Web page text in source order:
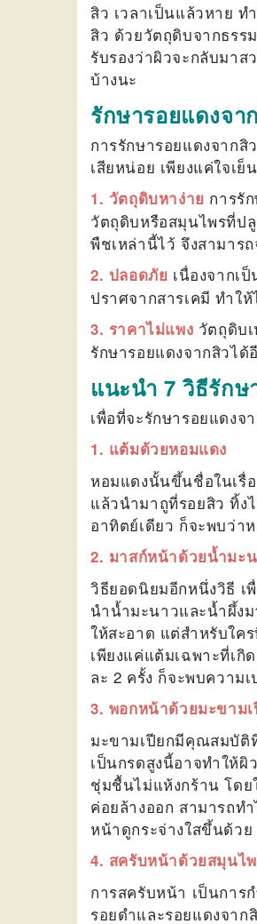
สิว เวลาเป็นแล้วหาย ท
สิว ด้วยวัตถุดิบจากธรร
รับรองว่าผิวจะกลับมา
บ้างนะ
รักษารอยแดงจา
การรักษารอยแดงจากสิว
เสียหน่อย เพียงแค่ใจเ
1. วัตถุดิบหาง่าย การรั
วัตถุดิบหรือสมุนไพรที่ป
พืชเหล่านี้ไว้ จึงสามาร
2. ปลอดภัย เนื่องจากเ
ปราศจากสารเคมี ทำใ
3. ราคาไม่แพง วัตถุดิบ
รักษารอยแดงจากสิวได้
แนะนำ 7 วิธีรักษ
เพื่อที่จะรักษารอยแดงจ
1. แต้มด้วยหอมแดง
หอมแดงนั้นขึ้นชื่อในเรื่
แล้วนำมาถูที่รอยสิว ทิ้ง
อาทิตย์เดียว ก็จะพบว่า
2. มาสก์หน้าด้วยน้ำมะ
วิธียอดนิยมอีกหนึ่งวิธี เ
นำน้ำมะนาวและน้ำผึ้ง
ให้สะอาด แต่สำหรับใค
เพียงแค่แต้มเฉพาะที่เกิ
ละ 2 ครั้ง ก็จะพบความ
3. พอกหน้าด้วยมะขาม
มะขามเปียกมีคุณสมบัติ
เป็นกรดสูงนี้อาจทำให้
ชุ่มชื้นไม่แห้งกร้าน โด
ค่อยล้างออก สามารถท
หน้าดูกระจ่างใสขึ้นด้วย
4. สครับหน้าด้วยสมุนไ
การสครับหน้า เป็นการ
รอยดำและรอยแดงจาก